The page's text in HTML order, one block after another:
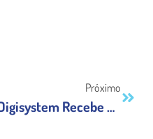
Próximo
Digisystem Recebe Prêmio Da IBM Como Parceiro Revelação